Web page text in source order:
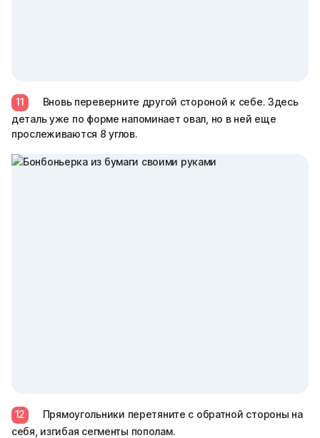
11
Вновь переверните другой стороной к себе. Здесь
деталь уже по форме напоминает овал, но в ней еще
прослеживаются 8 углов.
12
Прямоугольники перетяните с обратной стороны на
себя, изгибая сегменты пополам.